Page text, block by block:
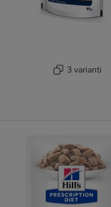
3 varianti